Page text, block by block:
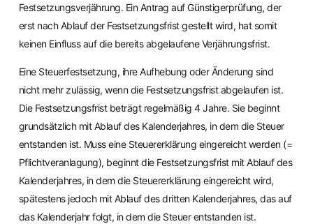
Festsetzungsverjährung. Ein Antrag auf Günstigerprüfung, der
erst nach Ablauf der Festsetzungsfrist gestellt wird, hat somit
keinen Einfluss auf die bereits abgelaufene Verjährungsfrist.
Eine Steuerfestsetzung, ihre Aufhebung oder Änderung sind
nicht mehr zulässig, wenn die Festsetzungsfrist abgelaufen ist.
Die Festsetzungsfrist beträgt regelmäßig 4 Jahre. Sie beginnt
grundsätzlich mit Ablauf des Kalenderjahres, in dem die Steuer
entstanden ist. Muss eine Steuererklärung eingereicht werden (=
Pflichtveranlagung), beginnt die Festsetzungsfrist mit Ablauf des
Kalenderjahres, in dem die Steuererklärung eingereicht wird,
spätestens jedoch mit Ablauf des dritten Kalenderjahres, das auf
das Kalenderjahr folgt, in dem die Steuer entstanden ist.